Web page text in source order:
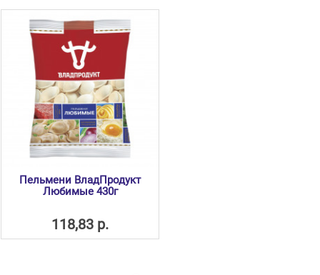
Пельмени ВладПродукт
Любимые 430г
118,83 р.